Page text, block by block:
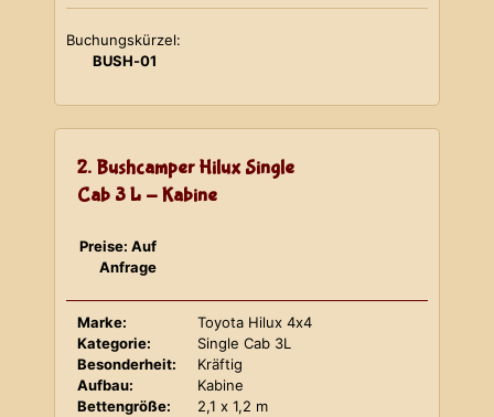
Buchungskürzel:
BUSH-01
2. Bushcamper Hilux Single
Cab 3 L - Kabine
Preise: Auf
Anfrage
Marke:
Toyota Hilux 4x4
Kategorie:
Single Cab 3L
Besonderheit:
Kräftig
Aufbau:
Kabine
Bettengröße:
2,1 x 1,2 m